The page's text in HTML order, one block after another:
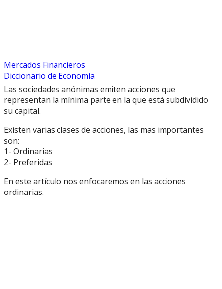
Mercados Financieros
Diccionario de Economía
Las sociedades anónimas emiten acciones que
representan la mínima parte en la que está subdividido
su capital.
Existen varias clases de acciones, las mas importantes
son:
1- Ordinarias
2- Preferidas
En este artículo nos enfocaremos en las acciones
ordinarias.